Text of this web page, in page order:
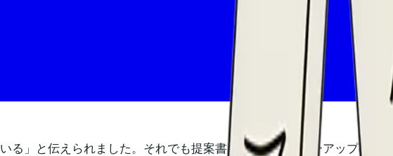
る」と伝えられました。それでも提案書を送り、フォローアップのア